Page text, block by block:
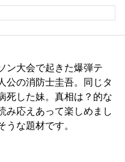
ン大会で起きた爆弾テ
公の消防士圭吾。同じタ
死した妹。真相は？的な
み応えあって楽しめまし
うな題材です。